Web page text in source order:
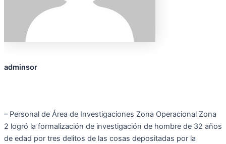
adminsor
– Personal de Área de Investigaciones Zona Operacional Zona
2 logró la formalización de investigación de hombre de 32 años
de edad por tres delitos de las cosas depositadas por la